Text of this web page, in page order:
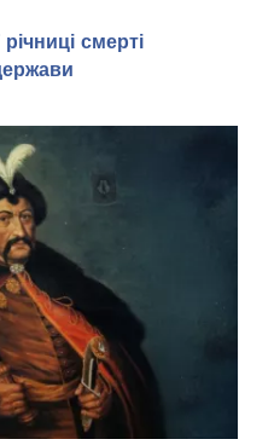
смерті